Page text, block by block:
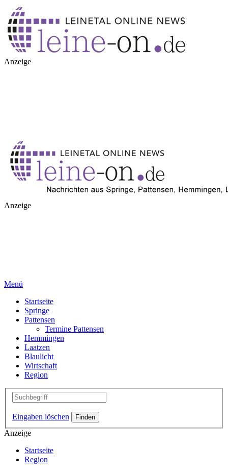
Anzeige
Anzeige
Menü
Startseite
Springe
Pattensen
Termine Pattensen
Hemmingen
Laatzen
Blaulicht
Wirtschaft
Region
Eingaben löschen
Anzeige
Startseite
Region